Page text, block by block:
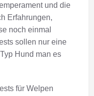
und die
Erfahrungen,
noch einmal
sollen nur eine
Hund man es
für Welpen